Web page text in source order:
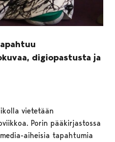
digiopastusta ja
vietetään
Porin pääkirjastossa
aiheisia tapahtumia